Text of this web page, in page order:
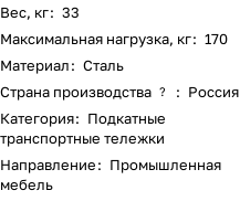
Вес, кг: 33
Максимальная нагрузка, кг: 170
Материал: Сталь
Страна производства ? : Россия
Категория: Подкатные
транспортные тележки
Направление: Промышленная
мебель